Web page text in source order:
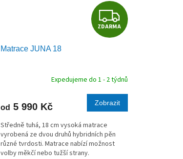
Z
D
R
M
A
ZDARMA
Matrace JUNA 18
Expedujeme do 1 - 2 týdnů
od 5 990 Kč Zobrazit
Středně tuhá, 18 cm vysoká matrace
vyrobená ze dvou druhů hybridních pěn
různé tvrdosti. Matrace nabízí možnost
volby měkčí nebo tužší strany.